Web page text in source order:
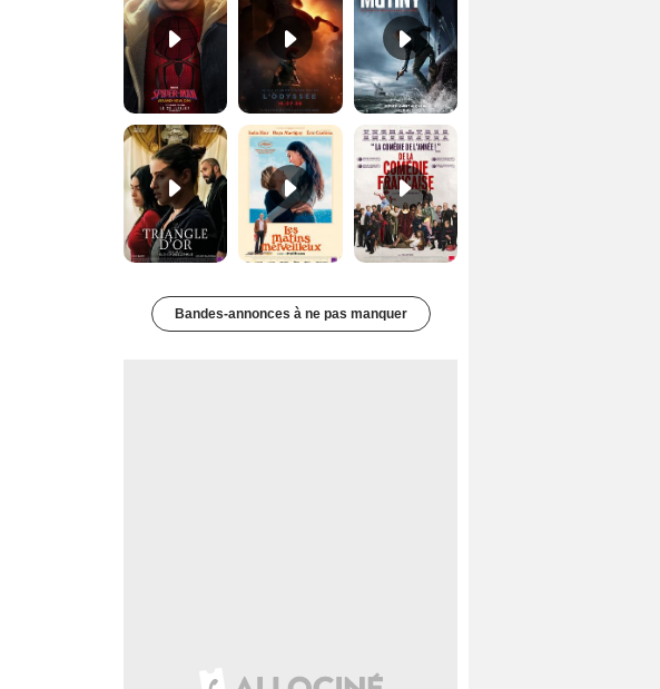
Les Matins merveilleux Bande-annonce VF De la Comédie-Française Teaser VF
Bandes-annonces à ne pas manquer